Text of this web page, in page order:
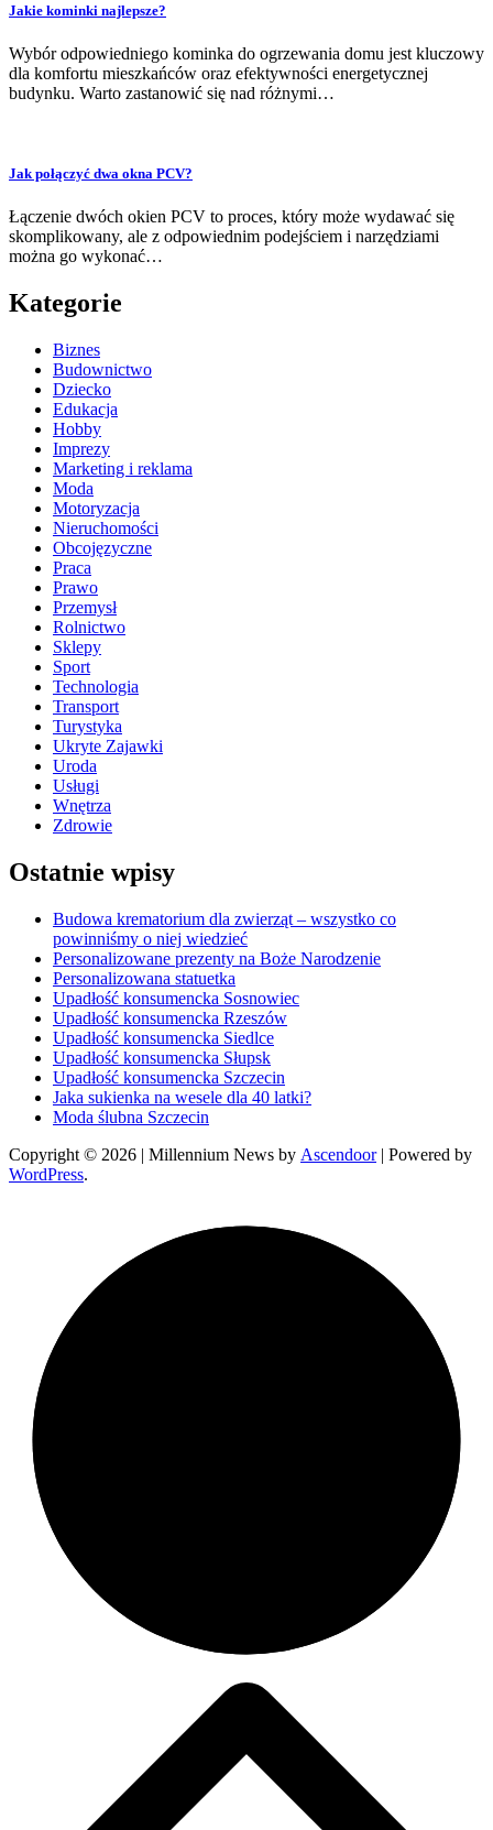
Jakie kominki najlepsze?
Wybór odpowiedniego kominka do ogrzewania domu jest kluczowy
dla komfortu mieszkańców oraz efektywności energetycznej
budynku. Warto zastanowić się nad różnymi…
Jak połączyć dwa okna PCV?
Łączenie dwóch okien PCV to proces, który może wydawać się
skomplikowany, ale z odpowiednim podejściem i narzędziami
można go wykonać…
Kategorie
Biznes
Budownictwo
Dziecko
Edukacja
Hobby
Imprezy
Marketing i reklama
Moda
Motoryzacja
Nieruchomości
Obcojęzyczne
Praca
Prawo
Przemysł
Rolnictwo
Sklepy
Sport
Technologia
Transport
Turystyka
Ukryte Zajawki
Uroda
Usługi
Wnętrza
Zdrowie
Ostatnie wpisy
Budowa krematorium dla zwierząt – wszystko co
powinniśmy o niej wiedzieć
Personalizowane prezenty na Boże Narodzenie
Personalizowana statuetka
Upadłość konsumencka Sosnowiec
Upadłość konsumencka Rzeszów
Upadłość konsumencka Siedlce
Upadłość konsumencka Słupsk
Upadłość konsumencka Szczecin
Jaka sukienka na wesele dla 40 latki?
Moda ślubna Szczecin
Copyright © 2026 | Millennium News by Ascendoor| Powered by
WordPress.